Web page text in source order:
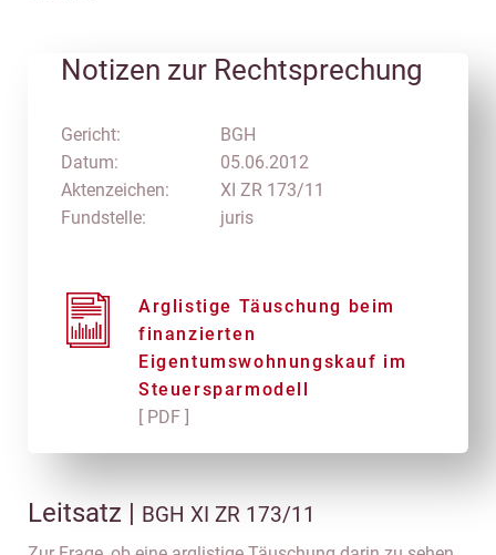
Notizen zur Rechtsprechung
Gericht:
Datum:
Aktenzeichen:
Fundstelle:
BGH
05.06.2012
XI ZR 173/11
juris
Arglistige Täuschung beim
finanzierten
Eigentumswohnungskauf im
Steuersparmodell
[ PDF ]
Leitsatz | BGH XI ZR 173/11